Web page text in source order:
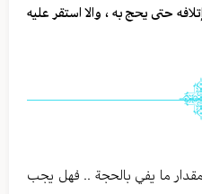
حتى يحج به ، والا استقر عليه
ما يفي بالحجة .. فهل يجب